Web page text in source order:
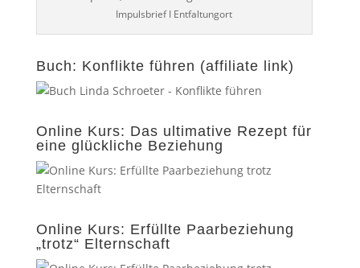
Impulsbrief I Entfaltungort
Buch: Konflikte führen (affiliate link)
Online Kurs: Das ultimative Rezept für
eine glückliche Beziehung
Online Kurs: Erfüllte Paarbeziehung
„trotz“ Elternschaft